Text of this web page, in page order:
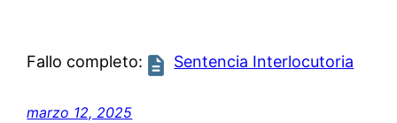
Fallo completo: Sentencia Interlocutoria
marzo 12, 2025